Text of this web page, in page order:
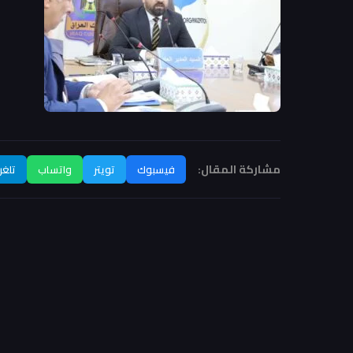
مشاركة المقال: فيسبوك تويتر واتساب